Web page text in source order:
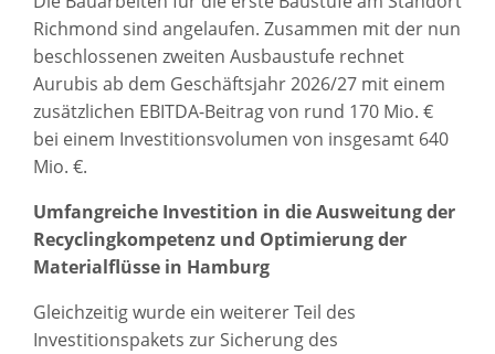
Richmond sind angelaufen. Zusammen mit der nun
beschlossenen zweiten Ausbaustufe rechnet
Aurubis ab dem Geschäftsjahr 2026/27 mit einem
zusätzlichen EBITDA-Beitrag von rund 170 Mio. €
bei einem Investitionsvolumen von insgesamt 640
Mio. €.
Umfangreiche Investition in die Ausweitung der
Recyclingkompetenz und Optimierung der
Materialflüsse in Hamburg
Gleichzeitig wurde ein weiterer Teil des
Investitionspakets zur Sicherung des